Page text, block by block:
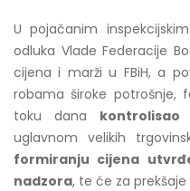
U pojačanim
odluka Vlade Federacije
cijena i marži u FBiH, a
robama široke potrošnje,
toku dana kontrolisao
uglavnom velikih
formiranju cijena
nadzora, te će za